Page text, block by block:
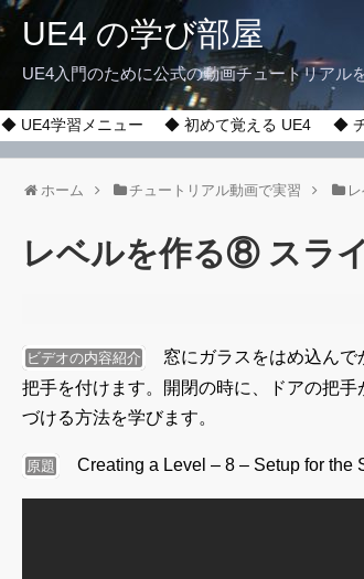
UE4 の学び部屋
UE4入門のために公式の動画チュートリアル
◆ UE4学習メニュー ◆ 初めて覚える UE4 ◆
ホーム チュートリアル動画で実習
レベルを作る⑧ スラ
ビデオの内容紹介
窓にガラスをはめ込んで
把手を付けます。開閉の時に、ドアの把
づける方法を学びます。
原題 Creating a Level – 8 – Setup for the